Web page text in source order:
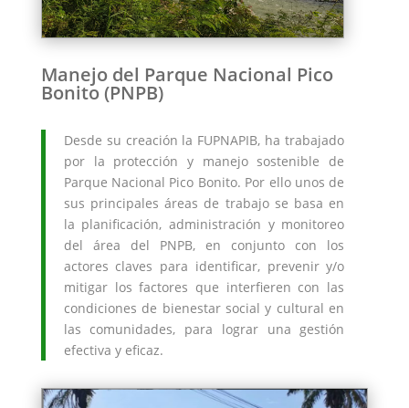
Manejo del Parque Nacional Pico
Bonito (PNPB)
Desde su creación la FUPNAPIB, ha trabajado
por la protección y manejo sostenible de
Parque Nacional Pico Bonito. Por ello unos de
sus principales áreas de trabajo se basa en
la planificación, administración y monitoreo
del área del PNPB, en conjunto con los
actores claves para identificar, prevenir y/o
mitigar los factores que interfieren con las
condiciones de bienestar social y cultural en
las comunidades, para lograr una gestión
efectiva y eficaz.